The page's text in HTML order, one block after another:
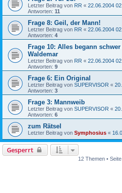
Letzter Beitrag von RR « 22.06.2004
Antworten: 11
Frage 8: Geil, der Mann!
Letzter Beitrag von RR « 22.06.2004
Antworten: 4
Frage 10: Alles begann
Waldemar
Letzter Beitrag von RR « 22.06.2004
Antworten: 9
Frage 6: Ein Original
Letzter Beitrag von SUPERVISOR «
Antworten: 3
Frage 3: Mannweib
Letzter Beitrag von SUPERVISOR «
Antworten: 6
zum Rätsel
Letzter Beitrag von Symphosius «
Gesperrt
12 Themen • Seite